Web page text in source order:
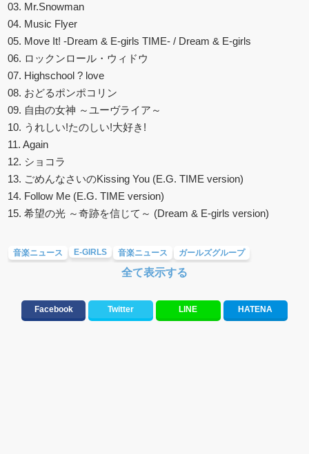
03. Mr.Snowman
04. Music Flyer
05. Move It! -Dream & E-girls TIME- / Dream & E-girls
06. ロックンロール・ウィドウ
07. Highschool ? love
08. おどるポンポコリン
09. 自由の女神 ～ユーヴライア～
10. うれしい!たのしい!大好き!
11. Again
12. ショコラ
13. ごめんなさいのKissing You (E.G. TIME version)
14. Follow Me (E.G. TIME version)
15. 希望の光 ～奇跡を信じて～ (Dream & E-girls version)
音楽ニュース E-GIRLS 音楽ニュース ガールズグループ
全て表示する
Facebook Twitter LINE HATENA